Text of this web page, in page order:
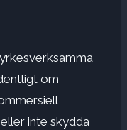
om
inte skydda